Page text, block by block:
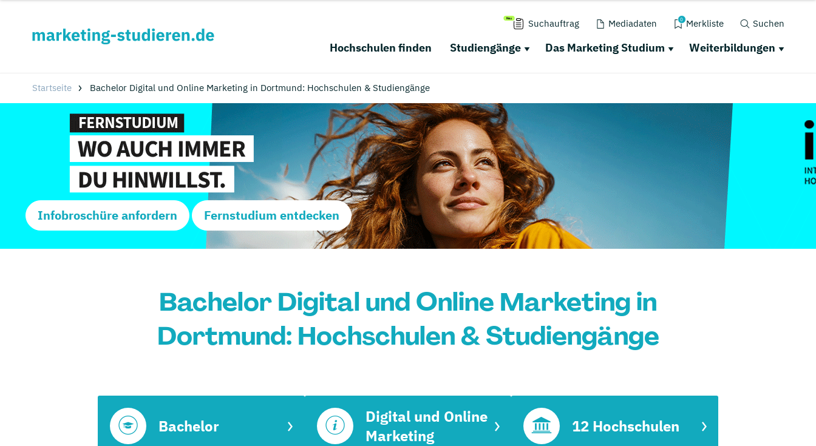
Suchauftrag Mediadaten 0 Merkliste Suchen
Hochschulen finden Studiengänge Das Marketing Studium Weiterbildungen
Startseite Bachelor Digital und Online Marketing in Dortmund: Hochschulen & Studiengänge
Infobroschüre anfordern Fernstudium entdecken
Bachelor Digital und Online Marketing in
Dortmund: Hochschulen & Studiengänge
Bachelor
Digital und Online
Marketing
12 Hochschulen